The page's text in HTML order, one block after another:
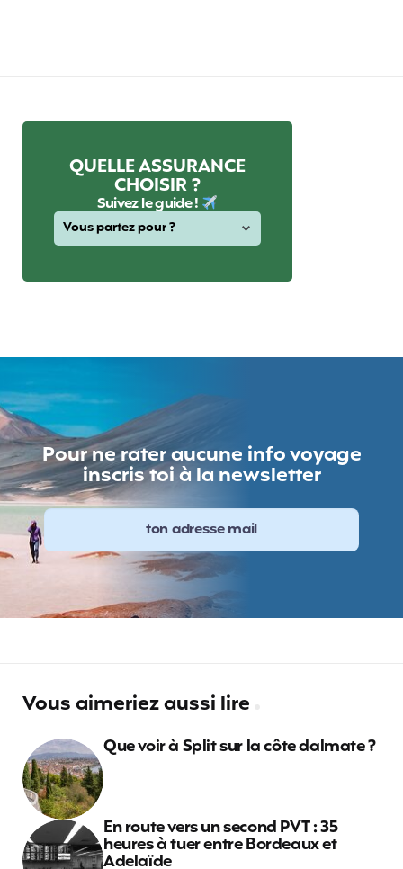
QUELLE ASSURANCE
CHOISIR ?
Suivez le guide !
Pour ne rater aucune info voyage
inscris toi à la newsletter
Vous aimeriez aussi lire
Que voir à Split sur la côte dalmate ?
En route vers un second PVT : 35
heures à tuer entre Bordeaux et
Adelaïde